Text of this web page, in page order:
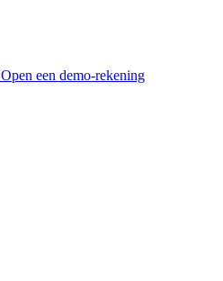
Open een demo-rekening